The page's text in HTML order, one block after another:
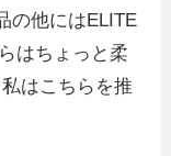
の他にはELITE
はちょっと柔
はこちらを推